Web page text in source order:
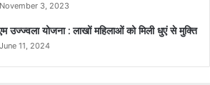
November 3, 2023
उज्ज्वला योजना : लाखों महिलाओं को मिली धुएं से मुक्ति
June 11, 2024